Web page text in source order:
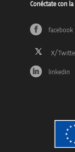
Conéctate con la
facebook
linkedin